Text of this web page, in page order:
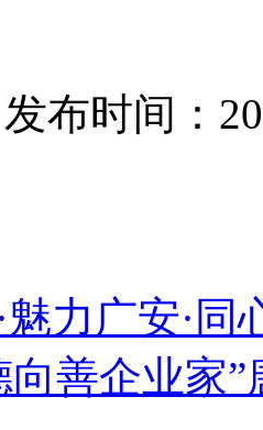
布时间：
魅力广安·
善企业家”